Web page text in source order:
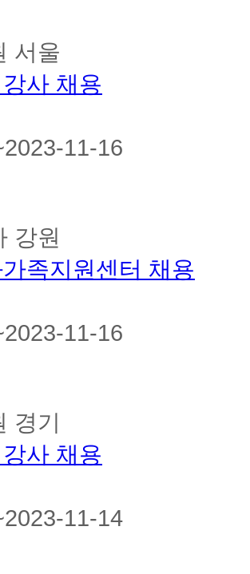
서울
사 채용
11-16
강원
족지원센터 채용
11-16
경기
사 채용
11-14